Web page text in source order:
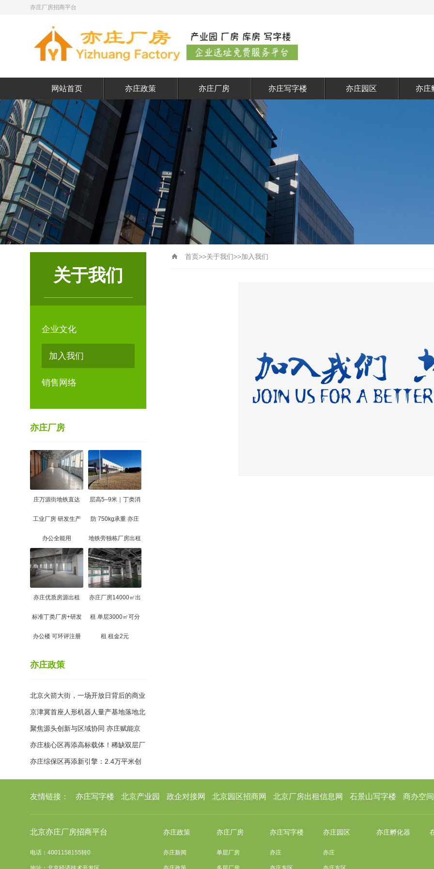
亦庄厂房招商平台
网站首页 亦庄政策 亦庄厂房 亦庄写字楼 亦庄园区 亦庄
关于我们
企业文化
加入我们
销售网络
亦庄厂房
庄万源街地铁直达
工业厂房 研发生产
办公全能用
层高5–9米｜丁类消
防 750kg承重 亦庄
地铁旁独栋厂房出租
亦庄优质房源出租
标准丁类厂房+研发
办公楼 可环评注册
亦庄厂房14000㎡出
租 单层3000㎡可分
租 租金2元
亦庄政策
北京火箭大街，一场开放日背后的商业
航天生态“聚变效应”
京津冀首座人形机器人量产基地落地北
京经开区 领益智造超级工厂加速具身
智能商业化落地
聚焦源头创新与区域协同 亦庄赋能京
津冀生物医药产业升级
亦庄核心区再添高标载体！稀缺双层厂
房赋能高端制造新机遇
亦庄综保区再添新引擎：2.4万平米创
新载体落地
首页>>关于我们>>加入我们
友情链接： 亦庄写字楼 北京产业园 政企对接网 北京园区招商网 北京厂房出租信息网 石景山写字楼 商办空间
北京亦庄厂房招商平台
电话：4001158155转0
亦庄政策
亦庄新闻
亦庄厂房
单层厂房
亦庄写字楼
亦庄
亦庄园区
亦庄
亦庄孵化器